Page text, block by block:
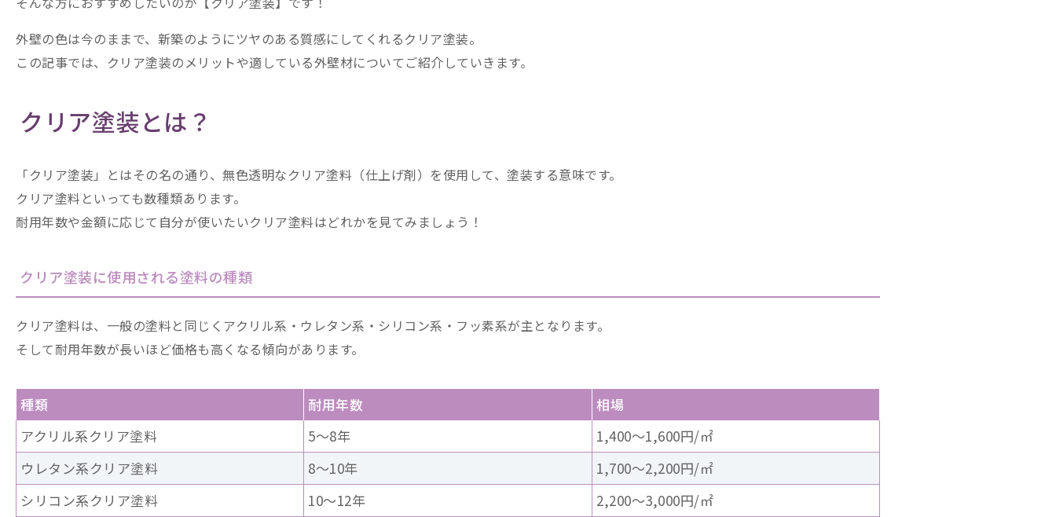
外壁の色は今のままで、新築のようにツヤのある質感にしてくれるクリア塗装。
この記事では、クリア塗装のメリットや適している外壁材についてご紹介していきます。
クリア塗装とは？
「クリア塗装」とはその名の通り、無色透明なクリア塗料（仕上げ剤）を使用して、塗装する意味です。
クリア塗料といっても数種類あります。
耐用年数や金額に応じて自分が使いたいクリア塗料はどれかを見てみましょう！
クリア塗装に使用される塗料の種類
クリア塗料は、一般の塗料と同じくアクリル系・ウレタン系・シリコン系・フッ素系が主となります。
そして耐用年数が長いほど価格も高くなる傾向があります。
種類 耐用年数
相場
アクリル系クリア塗料
5～8年
1,400～1,600円/㎡
ウレタン系クリア塗料
8〜10年
1,700～2,200円/㎡
シリコン系クリア塗料
10〜12年
2,200～3,000円/㎡